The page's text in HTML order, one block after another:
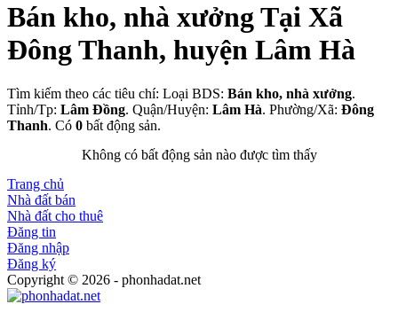
Bán kho, nhà xưởng Tại Xã
Đông Thanh, huyện Lâm Hà
Tìm kiếm theo các tiêu chí: Loại BDS: Bán kho, nhà xưởng.
Tỉnh/Tp: Lâm Đồng. Quận/Huyện: Lâm Hà. Phường/Xã: Đông
Thanh. Có 0 bất động sản.
Không có bất động sản nào được tìm thấy
Trang chủ
Nhà đất bán
Nhà đất cho thuê
Đăng tin
Đăng nhập
Đăng ký
Copyright © 2026 - phonhadat.net